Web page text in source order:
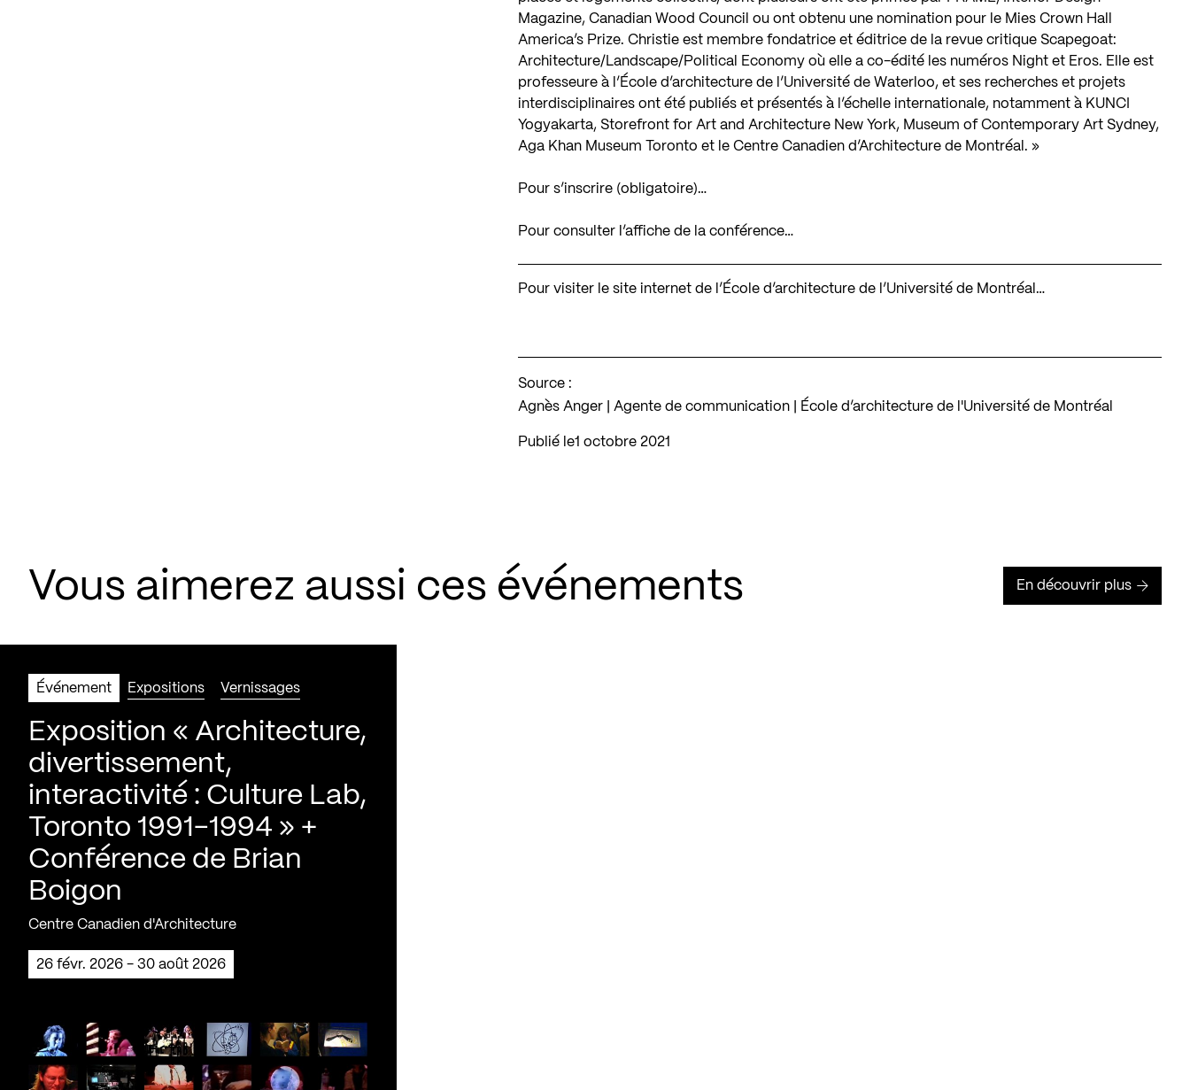
Magazine, Canadian Wood Council ou ont obtenu une nomination pour le Mies Crown Hall
America’s Prize. Christie est membre fondatrice et éditrice de la revue critique Scapegoat:
Architecture/Landscape/Political Economy où elle a co-édité les numéros Night et Eros. Elle est
professeure à l’École d’architecture de l’Université de Waterloo, et ses recherches et projets
interdisciplinaires ont été publiés et présentés à l’échelle internationale, notamment à KUNCI
Yogyakarta, Storefront for Art and Architecture New York, Museum of Contemporary Art Sydney,
Aga Khan Museum Toronto et le Centre Canadien d’Architecture de Montréal. »
Pour s’inscrire (obligatoire)…
Pour consulter l’affiche de la conférence…
Pour visiter le site internet de l’École d’architecture de l’Université de Montréal…
Source :
Agnès Anger | Agente de communication | École d’architecture de l'Université de Montréal
Publié le 1 octobre 2021
Vous aimerez aussi ces événements En découvrir plus
Événement Expositions Vernissages
Exposition « Architecture,
divertissement,
interactivité : Culture Lab,
Toronto 1991-1994 » +
Conférence de Brian
Boigon
Centre Canadien d'Architecture
26 févr. 2026 - 30 août 2026